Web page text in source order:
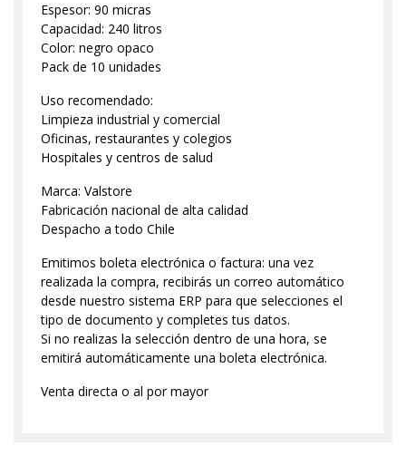
Espesor: 90 micras
Capacidad: 240 litros
Color: negro opaco
Pack de 10 unidades
Uso recomendado:
Limpieza industrial y comercial
Oficinas, restaurantes y colegios
Hospitales y centros de salud
Marca: Valstore
Fabricación nacional de alta calidad
Despacho a todo Chile
Emitimos boleta electrónica o factura: una vez
realizada la compra, recibirás un correo automático
desde nuestro sistema ERP para que selecciones el
tipo de documento y completes tus datos.
Si no realizas la selección dentro de una hora, se
emitirá automáticamente una boleta electrónica.
Venta directa o al por mayor